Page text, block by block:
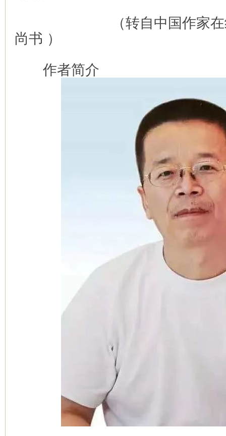
（转自中国作家在线
尚书 ）
作者简介